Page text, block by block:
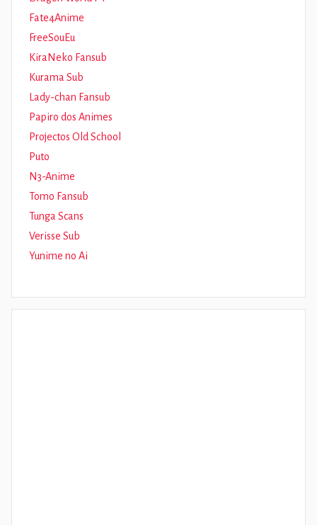
Fate4Anime
FreeSouEu
KiraNeko Fansub
Kurama Sub
Lady-chan Fansub
Papiro dos Animes
Projectos Old School
Puto
N3-Anime
Tomo Fansub
Tunga Scans
Verisse Sub
Yunime no Ai